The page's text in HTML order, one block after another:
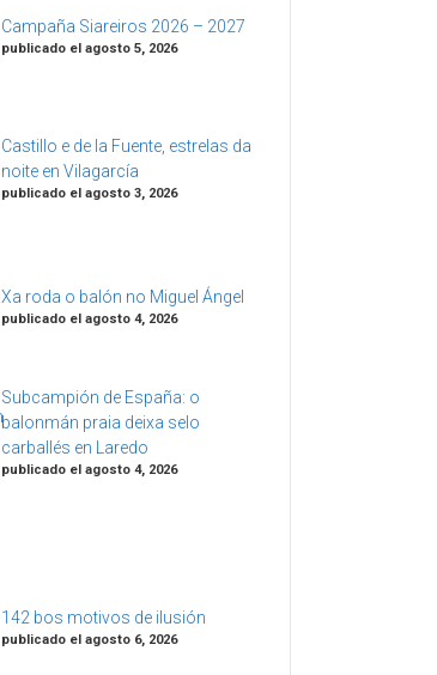
Campaña Siareiros 2026 – 2027
publicado el agosto 5, 2026
Castillo e de la Fuente, estrelas da
noite en Vilagarcía
publicado el agosto 3, 2026
Xa roda o balón no Miguel Ángel
publicado el agosto 4, 2026
Subcampión de España: o
balonmán praia deixa selo
carballés en Laredo
publicado el agosto 4, 2026
142 bos motivos de ilusión
publicado el agosto 6, 2026